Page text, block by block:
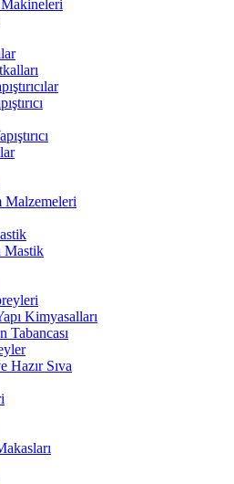
Malzemeleri
Mastik
Kimyasalları
Tabancası
Hazır Sıva